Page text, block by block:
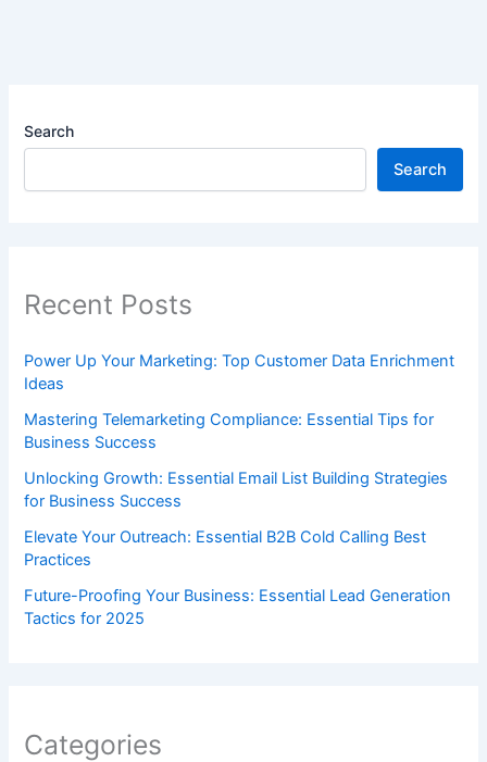
Search
Search
Recent Posts
Power Up Your Marketing: Top Customer Data Enrichment
Ideas
Mastering Telemarketing Compliance: Essential Tips for
Business Success
Unlocking Growth: Essential Email List Building Strategies
for Business Success
Elevate Your Outreach: Essential B2B Cold Calling Best
Practices
Future-Proofing Your Business: Essential Lead Generation
Tactics for 2025
Categories